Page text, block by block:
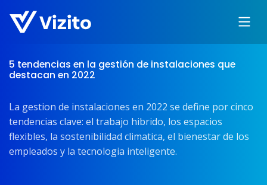
5 tendencias en la gestión de instalaciones que
destacan en 2022
La gestion de instalaciones en 2022 se define por cinco
tendencias clave: el trabajo hibrido, los espacios
flexibles, la sostenibilidad climatica, el bienestar de los
empleados y la tecnologia inteligente.